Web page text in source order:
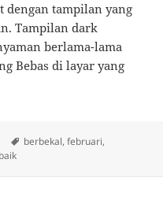
dengan tampilan yang
Tampilan dark
berlama-lama
Bebas di layar yang
Tags
berbekal,februari,